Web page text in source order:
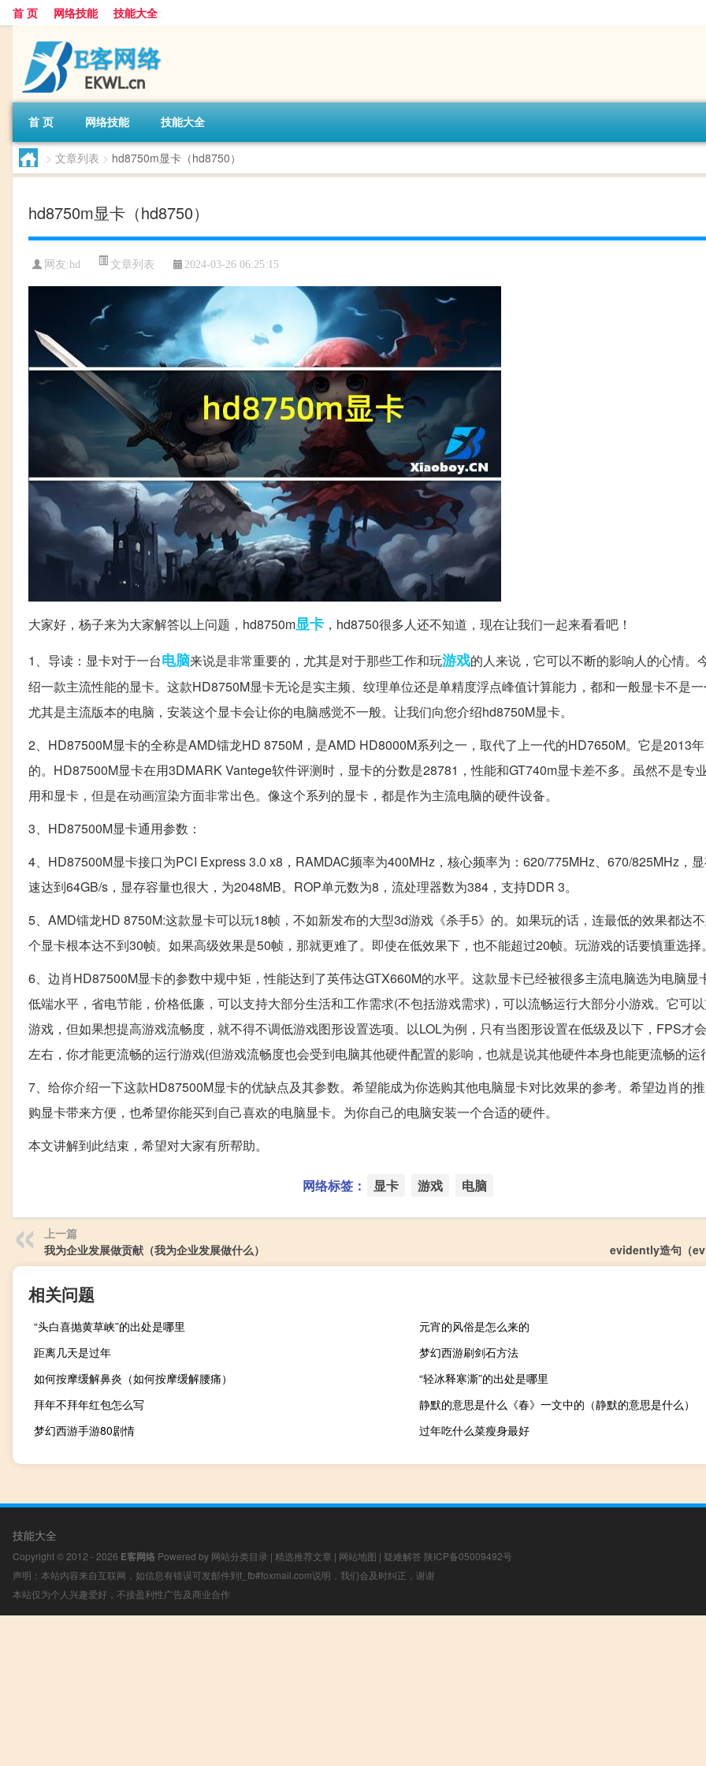
首 页 网络技能 技能大全
首 页 网络技能 技能大全
> 文章列表 > hd8750m显卡（hd8750）
hd8750m显卡（hd8750）
网友:hd 文章列表 2024-03-26 06:25:15
大家好，杨子来为大家解答以上问题，hd8750m显卡 ，hd8750很多人还不知道，现在让我们一起来看看吧！
1、导读：显卡对于一台电脑来说是非常重要的，尤其是对于那些工作和玩游戏的人来说，它可以不断的影响人的心情。
绍一款主流性能的显卡。这款HD8750M显卡无论是实主频、纹理单位还是单精度浮点峰值计算能力，都和一般显卡不是
尤其是主流版本的电脑，安装这个显卡会让你的电脑感觉不一般。让我们向您介绍hd8750M显卡。
2、HD87500M显卡的全称是AMD镭龙HD 8750M，是AMD HD8000M系列之一，取代了上一代的HD7650M。它是2013
的。HD87500M显卡在用3DMARK Vantege软件评测时，显卡的分数是28781，性能和GT740m显卡差不多。虽然不是专
用和显卡，但是在动画渲染方面非常出色。像这个系列的显卡，都是作为主流电脑的硬件设备。
3、HD87500M显卡通用参数：
4、HD87500M显卡接口为PCI Express 3.0 x8，RAMDAC频率为400MHz，核心频率为：620/775MHz、670/825MHz，
速达到64GB/s，显存容量也很大，为2048MB。ROP单元数为8，流处理器数为384，支持DDR 3。
5、AMD镭龙HD 8750M:这款显卡可以玩18帧，不如新发布的大型3d游戏《杀手5》的。如果玩的话，连最低的效果都达
个显卡根本达不到30帧。如果高级效果是50帧，那就更难了。即使在低效果下，也不能超过20帧。玩游戏的话要慎重选择
6、边肖HD87500M显卡的参数中规中矩，性能达到了英伟达GTX660M的水平。这款显卡已经被很多主流电脑选为电脑显
低端水平，省电节能，价格低廉，可以支持大部分生活和工作需求(不包括游戏需求)，可以流畅运行大部分小游戏。它可
游戏，但如果想提高游戏流畅度，就不得不调低游戏图形设置选项。以LOL为例，只有当图形设置在低级及以下，FPS才
左右，你才能更流畅的运行游戏(但游戏流畅度也会受到电脑其他硬件配置的影响，也就是说其他硬件本身也能更流畅的运
7、给你介绍一下这款HD87500M显卡的优缺点及其参数。希望能成为你选购其他电脑显卡对比效果的参考。希望边肖的
购显卡带来方便，也希望你能买到自己喜欢的电脑显卡。为你自己的电脑安装一个合适的硬件。
本文讲解到此结束，希望对大家有所帮助。
网络标签： 显卡 游戏 电脑
上一篇
我为企业发展做贡献（我为企业发展做什么）
evidently造句（
相关问题
“头白喜抛黄草峡”的出处是哪里
元宵的风俗是怎么来的
距离几天是过年
梦幻西游刷剑石方法
如何按摩缓解鼻炎（如何按摩缓解腰痛）
“轻冰释寒澌”的出处是哪里
拜年不拜年红包怎么写
静默的意思是什么《春》一文中的（静默的意思是什么）
梦幻西游手游80剧情
过年吃什么菜瘦身最好
技能大全
Copyright © 2012 - 2026 E客网络 Powered by 网站分类目录 | 精选推荐文章 | 网站地图 | 疑难解答 陕ICP备05009492号
声明：本站内容来自互联网，如信息有错误可发邮件到f_fb#foxmail.com说明，我们会及时纠正，谢谢
本站仅为个人兴趣爱好，不接盈利性广告及商业合作